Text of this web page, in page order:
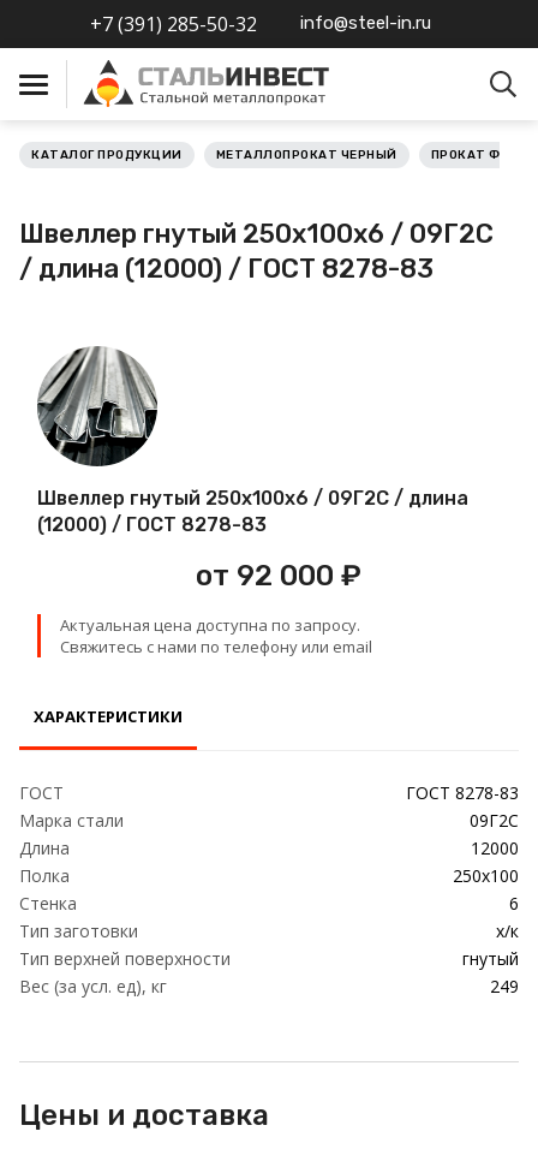
+7 (391) 285-50-32 info@steel-in.ru
Металлопрокат
нержавеющий
Металлопрокат
калиброванный
Детали трубопровода
КАТАЛОГ ПРОДУКЦИИ МЕТАЛЛОПРОКАТ ЧЕРНЫЙ ПРОКАТ
Швеллер гнутый 250х100х6 / 09Г2С
/ длина (12000) / ГОСТ 8278-83
Швеллер гнутый 250х100х6 / 09Г2С / длина
(12000) / ГОСТ 8278-83
от 92 000 ₽
Актуальная цена доступна по запросу.
Свяжитесь с нами по телефону или email
ХАРАКТЕРИСТИКИ
ГОСТ
ГОСТ 8278-83
Марка стали
09Г2С
Длина
12000
Полка
250х100
Стенка
6
Тип заготовки
х/к
Тип верхней поверхности
гнутый
Вес (за усл. ед), кг
249
Цены и доставка